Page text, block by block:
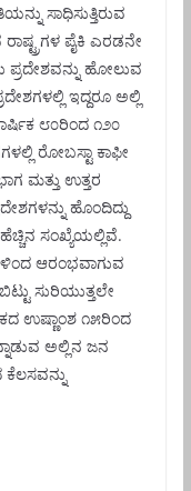
ಸಾಧಿಸುತ್ತಿರುವ
ಪೈಕಿ ಎರಡನೇ
ಹೋಲುವ
ಇದ್ದರೂ ಅಲ್ಲಿ
೮೦ರಿಂದ ೧೨೦
ರೋಬಸ್ಟಾ ಕಾಫೀ
ಮತ್ತು ಉತ್ತರ
ಹೊಂದಿದ್ದು
ಸಂಖ್ಯೆಯಲ್ಲಿವೆ.
ಆರಂಭವಾಗುವ
ಸುರಿಯುತ್ತಲೇ
ಉಷ್ಣಾಂಶ ೧೫ರಿಂದ
ಅಲ್ಲಿನ ಜನ
ಕೆಲಸವನ್ನು